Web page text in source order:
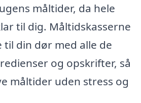
måltider, da hele
til dig. Måltidskasserne
din dør med alle de
og opskrifter, så
måltider uden stress og